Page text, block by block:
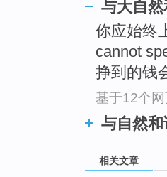
与大自
你应始终
cannot
挣到的钱
基于12个网
与自然
相关文章